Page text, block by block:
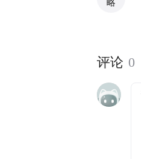
略
评论 0